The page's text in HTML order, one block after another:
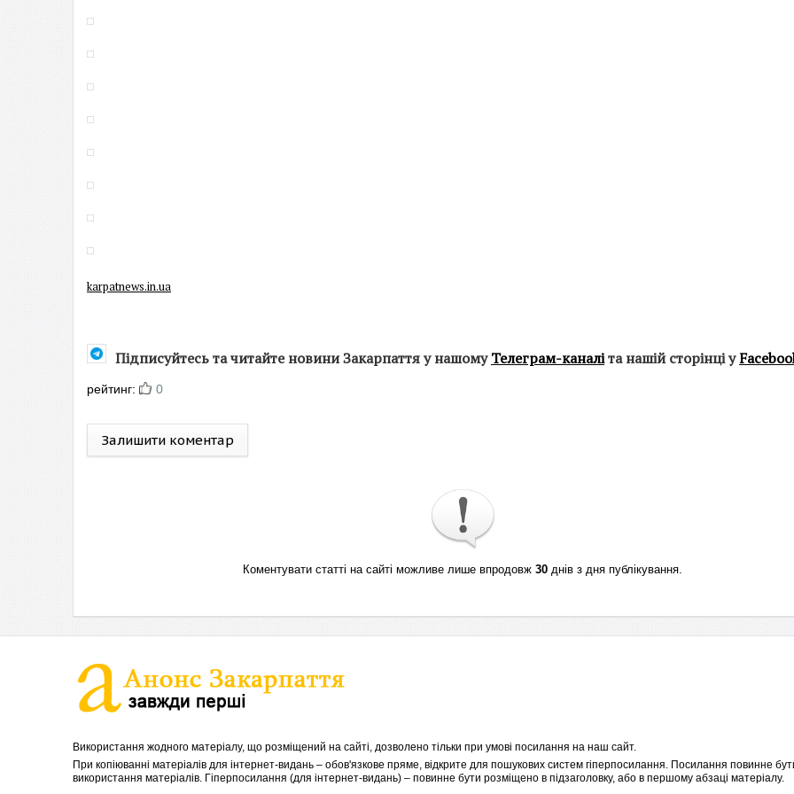
karpatnews.in.ua
Підписуйтесь та читайте новини Закарпаття у нашомуТелеграм-каналіта нашій сторінці у
рейтинг: 0
Залишити коментар
Коментувати статті на сайті можливе лише впродовж 30 днів з дня публікування.
Використання жодного матеріалу, що розміщений на сайті, дозволено тільки при умові посилання на наш сайт.
При копіюванні матеріалів для інтернет-видань – обов'язкове пряме, відкрите для пошукових систем гіперпосилання. Посилання повинне
використання матеріалів. Гіперпосилання (для інтернет-видань) – повинне бути розміщено в підзаголовку, або в першому абзаці матеріалу.